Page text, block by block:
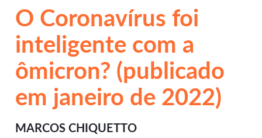
O Coronavírus foi
inteligente com a
ômicron? (publicado
em janeiro de 2022)
MARCOS CHIQUETTO